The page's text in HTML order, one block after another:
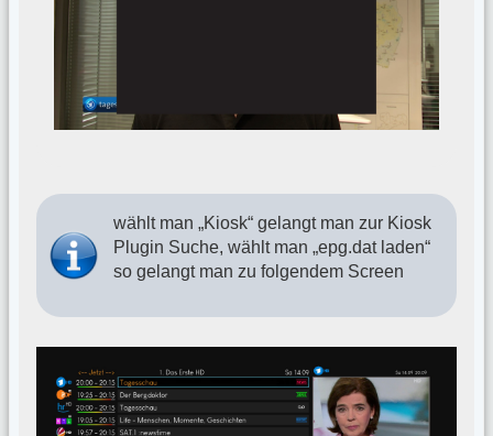
wählt man „Kiosk“ gelangt man zur Kiosk
Plugin Suche, wählt man „epg.dat laden“
so gelangt man zu folgendem Screen